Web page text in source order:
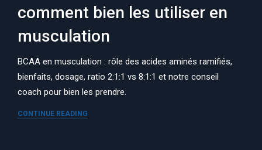
comment bien les utiliser en
musculation
BCAA en musculation : rôle des acides aminés ramifiés,
bienfaits, dosage, ratio 2:1:1 vs 8:1:1 et notre conseil
coach pour bien les prendre.
CONTINUE READING